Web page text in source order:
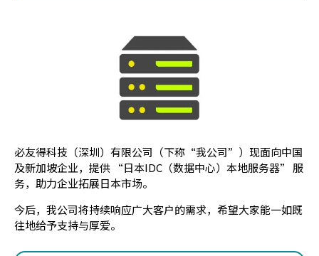
必友得科技（深圳）有限公司（下称“我公司”）现面向中国
及新加坡企业，提供 “日本IDC（数据中心）本地服务器” 服
务，助力企业拓展日本市场。
今后，我公司将持续响应广大客户的需求，希望大家能一如既
往地给予支持与厚爱。